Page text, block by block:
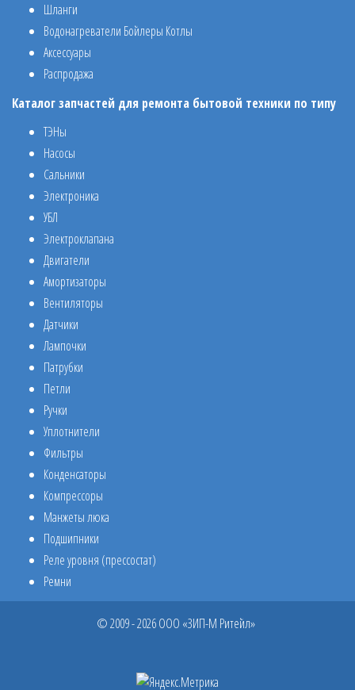
Шланги
Водонагреватели Бойлеры Котлы
Аксессуары
Распродажа
Каталог запчастей для ремонта бытовой техники по типу
ТЭНы
Насосы
Сальники
Электроника
УБЛ
Электроклапана
Двигатели
Амортизаторы
Вентиляторы
Датчики
Лампочки
Патрубки
Петли
Ручки
Уплотнители
Фильтры
Конденсаторы
Компрессоры
Манжеты люка
Подшипники
Реле уровня (прессостат)
Ремни
© 2009 - 2026 ООО «ЗИП-М Ритейл»